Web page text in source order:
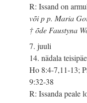
R: Issand on
või p p. Maria
† õde Faustyna
7. juuli
14. nädala
Ho 8:4-7,11-13;
9:32-38
R: Issanda peale